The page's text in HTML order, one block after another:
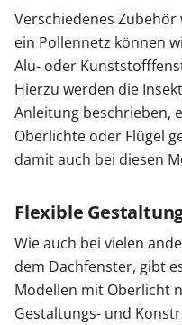
Verschiedenes
ein Pollennetz können
Alu- oder
Hierzu werden die
Anleitung beschrieben,
Oberlichte oder Flügel
damit auch bei diesen
Flexible
Wie auch bei vielen
dem Dachfenster, gibt
Modellen mit Oberlicht
Gestaltungs- und